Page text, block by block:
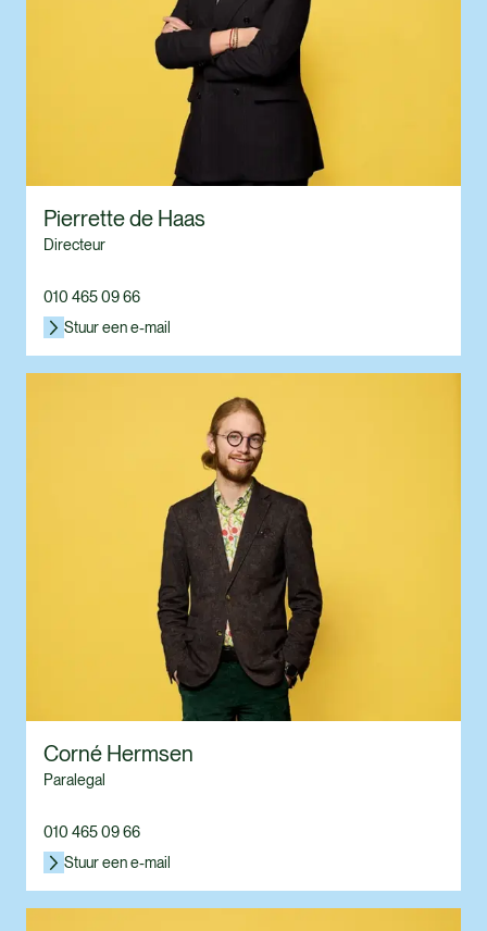
Pierrette de Haas
Directeur
010 465 09 66
Stuur een e-mail
Corné Hermsen
Paralegal
010 465 09 66
Stuur een e-mail